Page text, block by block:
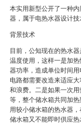
本实用新型公开了一种
器，属于电热水器设计技
背景技术
目前，公知现在的热水
温度使用，这样一是加
器功率，造成单位时间
电路都需要改造来适应
和浪费。二是如果一次
等，整个储水箱共同加
用较小储水箱的热水器
储水箱又不能即时供应热